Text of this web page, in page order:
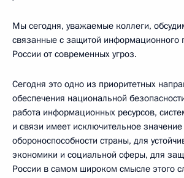
Мы сегодня, уважаемые коллеги,
связанные с защитой информационного
России от современных угроз.
Сегодня это одно из приоритетных
обеспечения национальной
работа информационных ресурсов,
и связи имеет исключительное
обороноспособности страны, для
экономики и социальной сферы, для
России в самом широком смысле этого